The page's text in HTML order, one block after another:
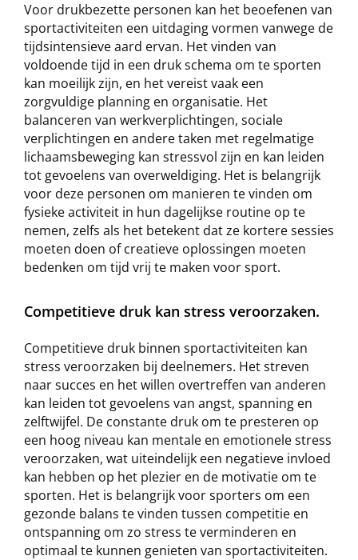
Voor drukbezette personen kan het beoefenen van
sportactiviteiten een uitdaging vormen vanwege de
tijdsintensieve aard ervan. Het vinden van
voldoende tijd in een druk schema om te sporten
kan moeilijk zijn, en het vereist vaak een
zorgvuldige planning en organisatie. Het
balanceren van werkverplichtingen, sociale
verplichtingen en andere taken met regelmatige
lichaamsbeweging kan stressvol zijn en kan leiden
tot gevoelens van overweldiging. Het is belangrijk
voor deze personen om manieren te vinden om
fysieke activiteit in hun dagelijkse routine op te
nemen, zelfs als het betekent dat ze kortere sessies
moeten doen of creatieve oplossingen moeten
bedenken om tijd vrij te maken voor sport.
Competitieve druk kan stress veroorzaken.
Competitieve druk binnen sportactiviteiten kan
stress veroorzaken bij deelnemers. Het streven
naar succes en het willen overtreffen van anderen
kan leiden tot gevoelens van angst, spanning en
zelftwijfel. De constante druk om te presteren op
een hoog niveau kan mentale en emotionele stress
veroorzaken, wat uiteindelijk een negatieve invloed
kan hebben op het plezier en de motivatie om te
sporten. Het is belangrijk voor sporters om een
gezonde balans te vinden tussen competitie en
ontspanning om zo stress te verminderen en
optimaal te kunnen genieten van sportactiviteiten.